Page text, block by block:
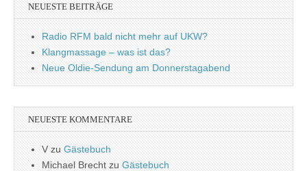
NEUESTE BEITRÄGE
Radio RFM bald nicht mehr auf UKW?
Klangmassage – was ist das?
Neue Oldie-Sendung am Donnerstagabend
NEUESTE KOMMENTARE
V zu Gästebuch
Michael Brecht zu Gästebuch